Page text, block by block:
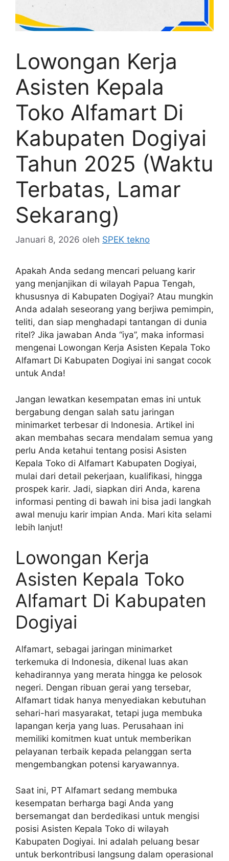
Lowongan Kerja
Asisten Kepala
Toko Alfamart Di
Kabupaten Dogiyai
Tahun 2025 (Waktu
Terbatas, Lamar
Sekarang)
Januari 8, 2026 oleh SPEK tekno
Apakah Anda sedang mencari peluang karir
yang menjanjikan di wilayah Papua Tengah,
khususnya di Kabupaten Dogiyai? Atau mungkin
Anda adalah seseorang yang berjiwa pemimpin,
teliti, dan siap menghadapi tantangan di dunia
ritel? Jika jawaban Anda “iya”, maka informasi
mengenai Lowongan Kerja Asisten Kepala Toko
Alfamart Di Kabupaten Dogiyai ini sangat cocok
untuk Anda!
Jangan lewatkan kesempatan emas ini untuk
bergabung dengan salah satu jaringan
minimarket terbesar di Indonesia. Artikel ini
akan membahas secara mendalam semua yang
perlu Anda ketahui tentang posisi Asisten
Kepala Toko di Alfamart Kabupaten Dogiyai,
mulai dari detail pekerjaan, kualifikasi, hingga
prospek karir. Jadi, siapkan diri Anda, karena
informasi penting di bawah ini bisa jadi langkah
awal menuju karir impian Anda. Mari kita selami
lebih lanjut!
Lowongan Kerja
Asisten Kepala Toko
Alfamart Di Kabupaten
Dogiyai
Alfamart, sebagai jaringan minimarket
terkemuka di Indonesia, dikenal luas akan
kehadirannya yang merata hingga ke pelosok
negeri. Dengan ribuan gerai yang tersebar,
Alfamart tidak hanya menyediakan kebutuhan
sehari-hari masyarakat, tetapi juga membuka
lapangan kerja yang luas. Perusahaan ini
memiliki komitmen kuat untuk memberikan
pelayanan terbaik kepada pelanggan serta
mengembangkan potensi karyawannya.
Saat ini, PT Alfamart sedang membuka
kesempatan berharga bagi Anda yang
bersemangat dan berdedikasi untuk mengisi
posisi Asisten Kepala Toko di wilayah
Kabupaten Dogiyai. Ini adalah peluang besar
untuk berkontribusi langsung dalam operasional